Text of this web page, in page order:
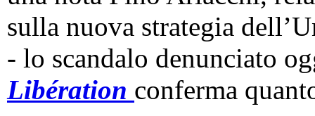
sulla nuova strategia
- lo scandalo denunciato
Libération conferma